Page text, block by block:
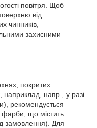
повітря. Щоб
від
чинників,
захисними
покритих
напр., у разі
рекомендується
фарби, що містить
замовлення). Для